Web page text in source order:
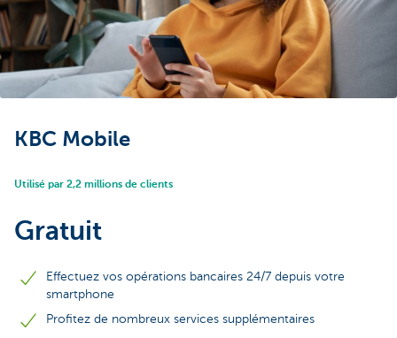
KBC Mobile
Utilisé par 2,2 millions de clients
Gratuit
Effectuez vos opérations bancaires 24/7 depuis votre
smartphone
Profitez de nombreux services supplémentaires